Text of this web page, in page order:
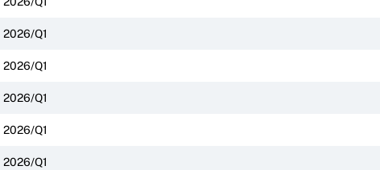
2026/Q1
2026/Q1
2026/Q1
2026/Q1
2026/Q1